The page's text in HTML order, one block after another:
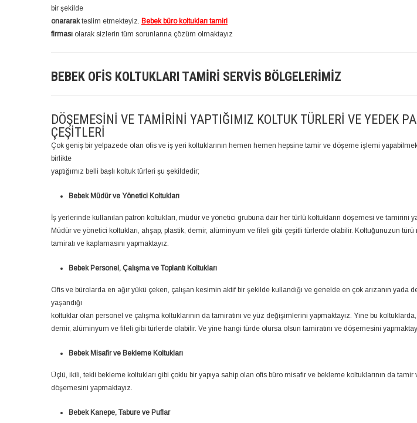
bir şekilde
onararakteslim etmekteyiz. Bebek büro koltukları tamiri
firması olarak sizlerin tüm sorunlarına çözüm olmaktayız
BEBEK OFIS KOLTUKLARI TAMIRI SERVIS BÖLGELERIMIZ
DÖŞEMESINI VE TAMIRINI YAPTIĞIMIZ KOLTUK TÜRLERI VE YEDEK
ÇEŞITLERI
Çok geniş bir yelpazede olan ofis ve iş yeri koltuklarının hemen hemen hepsine tamir ve döşeme işlemi
birlikte
yaptığımız belli başlı koltuk türleri şu şekildedir;
Bebek Müdür ve Yönetici Koltukları
İş yerlerinde kullanılan patron koltukları, müdür ve yönetici grubuna dair her türlü koltukların döşemesi ve tamirini
Müdür ve yönetici koltukları, ahşap, plastik, demir, alüminyum ve fileli gibi çeşitli türlerde olabilir. Koltuğunuzun türü
tamiratı ve kaplamasını yapmaktayız.
Bebek Personel, Çalışma ve Toplantı Koltukları
Ofis ve bürolarda en ağır yükü çeken, çalışan kesimin aktif bir şekilde kullandığı ve genelde en çok arızanın yada
yaşandığı
koltuklar olan personel ve çalışma koltuklarının da tamiratını ve yüz değişimlerini yapmaktayız. Yine bu
demir, alüminyum ve fileli gibi türlerde olabilir. Ve yine hangi türde olursa olsun tamiratını ve döşemesini
Bebek Misafir ve Bekleme Koltukları
Üçlü, ikili, tekli bekleme koltukları gibi çoklu bir yapıya sahip olan ofis büro misafir ve bekleme koltuklarının da tamir
döşemesini yapmaktayız.
Bebek Kanepe, Tabure ve Puflar